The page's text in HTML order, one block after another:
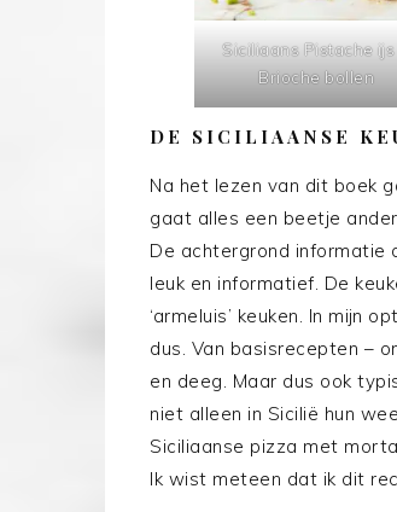
Siciliaans Pistache ijs
Brioche bollen
DE SICILIAANSE
Na het lezen van dit boek
gaat alles een beetje
De achtergrond informatie
leuk en informatief. De
‘armeluis’ keuken. In mijn
dus. Van basisrecepten –
en deeg. Maar dus ook
niet alleen in Sicilië hun
Siciliaanse pizza met
Ik wist meteen dat ik dit